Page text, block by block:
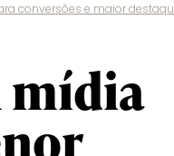
conversões e maior
mídia